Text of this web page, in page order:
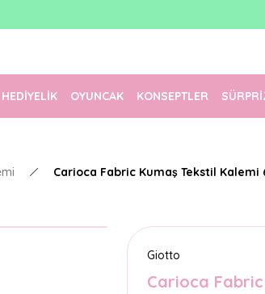
1500 TL Üzeri Ücretsiz Kargo
HEDİYELİK OYUNCAK KONSEPTLER
Carioca Fabric Kumaş Tekstil Kalemi
Giotto
Carioca